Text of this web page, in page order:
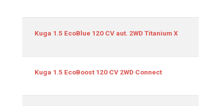
Kuga 1.5 EcoBlue 120 CV aut. 2WD Titanium X
Kuga 1.5 EcoBoost 120 CV 2WD Connect